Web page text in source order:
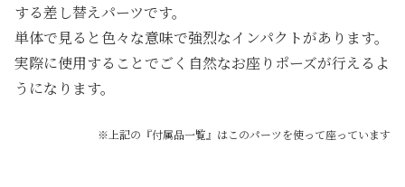
する差し替えパーツです。
単体で見ると色々な意味で強烈なインパクトがあります。
実際に使用することでごく自然なお座りポーズが行えるよ
うになります。
※上記の『付属品一覧』はこのパーツを使って座っています